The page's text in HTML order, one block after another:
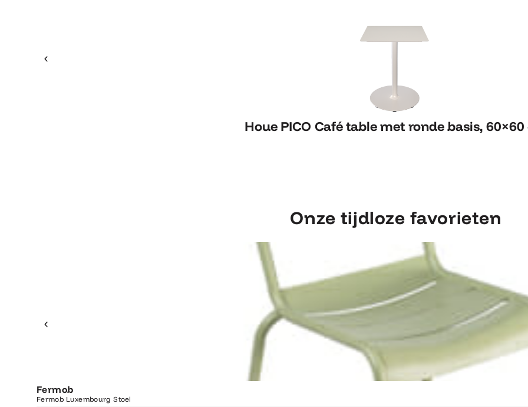
Houe PICO Café table met ronde basis,
Houe PICO Café table met ronde basis,
Onze tijdloze favorieten
Fermob
Fermob Luxembourg Stoel